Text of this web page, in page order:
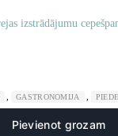
izstrādājumu
GASTRONOMIJA
Pievienot grozam